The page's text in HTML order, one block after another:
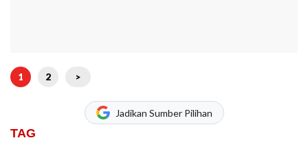
1 2 >
Jadikan Sumber Pilihan
TAG